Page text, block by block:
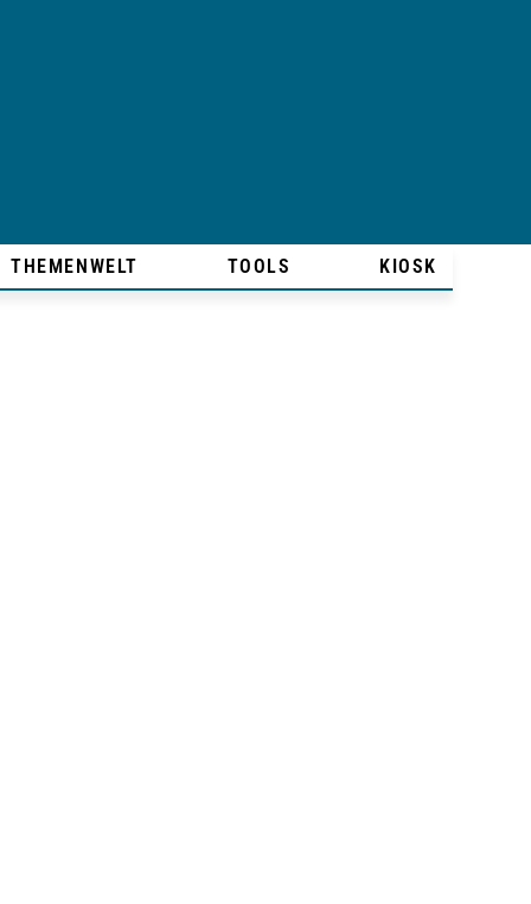
THEMENWELT TOOLS KIOSK